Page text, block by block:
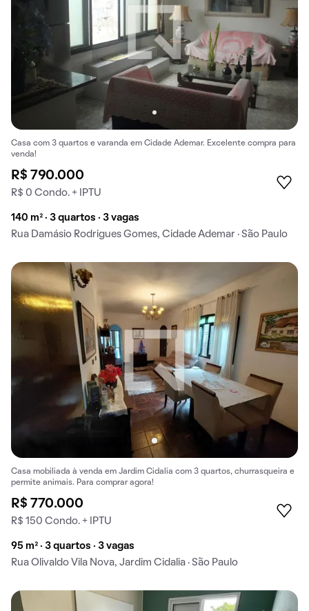
Casa com 3 quartos e varanda em Cidade Ademar. Excelente compra para
venda!
R$ 790.000
R$ 0 Condo. + IPTU
140 m² · 3 quartos · 3 vagas
Rua Damásio Rodrigues Gomes, Cidade Ademar · São Paulo
Casa mobiliada à venda em Jardim Cidalia com 3 quartos, churrasqueira e
permite animais. Para comprar agora!
R$ 770.000
R$ 150 Condo. + IPTU
95 m² · 3 quartos · 3 vagas
Rua Olivaldo Vila Nova, Jardim Cidalia · São Paulo